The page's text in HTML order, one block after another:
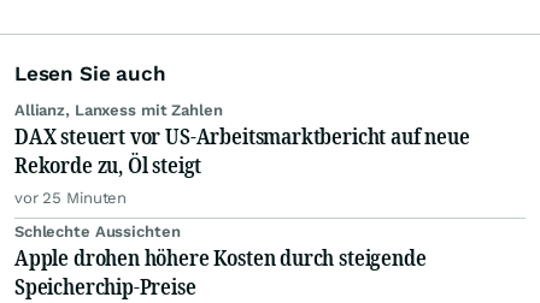
Lesen Sie auch
Allianz, Lanxess mit Zahlen
DAX steuert vor US-Arbeitsmarktbericht auf neue
Rekorde zu, Öl steigt
vor 25 Minuten
Schlechte Aussichten
Apple drohen höhere Kosten durch steigende
Speicherchip-Preise